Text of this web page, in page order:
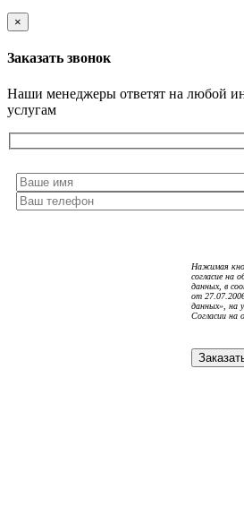
×
Заказать звонок
Наши менеджеры ответят на любой
услугам
Нажимая
согласие на
данных, в
от
данных», на
Согласии на